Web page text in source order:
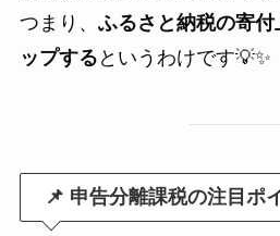
つまり、 ふるさと納税の寄
ップする というわけです💡✨
📌 申告分離課税の注目ポ